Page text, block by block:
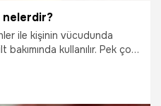
nelerdir?
ile kişinin vücudunda
kullanılır. Pek çok